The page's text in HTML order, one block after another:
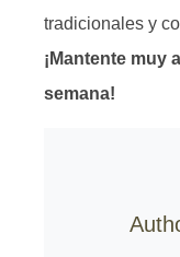
tradicionales y
¡Mantente muy
semana!